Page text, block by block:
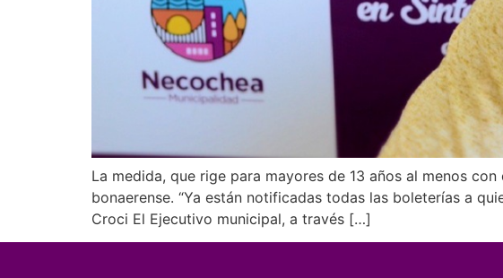
La medida, que rige para mayores de 13 años al menos
bonaerense. “Ya están notificadas todas las boleterías a
Croci El Ejecutivo municipal, a través […]